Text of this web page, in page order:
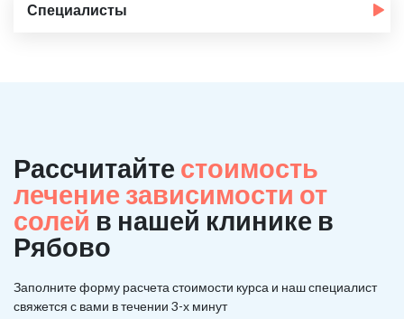
Специалисты
Рассчитайте стоимость
лечение зависимости от
солей в нашей клинике в
Рябово
Заполните форму расчета стоимости курса и наш специалист
свяжется с вами в течении 3-х минут